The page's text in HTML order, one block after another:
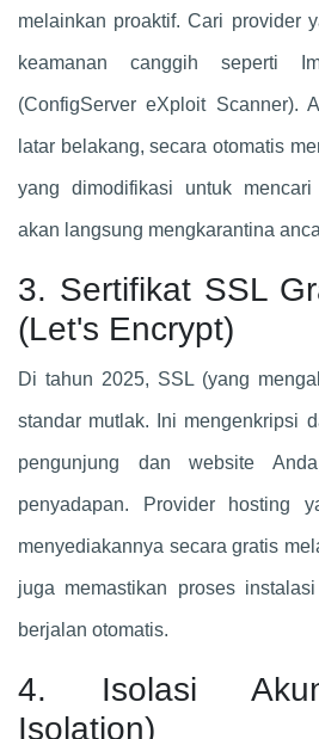
melainkan proaktif. Cari provider
keamanan canggih seperti
(ConfigServer eXploit Scanner).
latar belakang, secara otomatis
yang dimodifikasi untuk
akan langsung mengkarantina
3. Sertifikat SSL
(Let's Encrypt)
Di tahun 2025, SSL (yang
standar mutlak. Ini mengenkripsi
pengunjung dan website
penyadapan. Provider hosting
menyediakannya secara gratis
juga memastikan proses
berjalan otomatis.
4. Isolasi
Isolation)